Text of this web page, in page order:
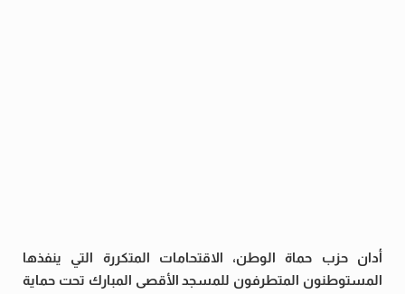
أدان حزب حماة الوطن، الاقتحامات المتكررة التي ينفذها
المستوطنون المتطرفون للمسجد الأقصى المبارك تحت حماية